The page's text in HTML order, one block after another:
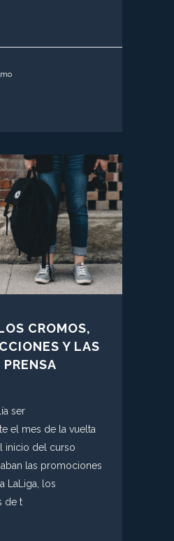
CROMOS,
Y LAS
ser
el mes de la vuelta
inicio del curso
las promociones
LaLiga, los
de t